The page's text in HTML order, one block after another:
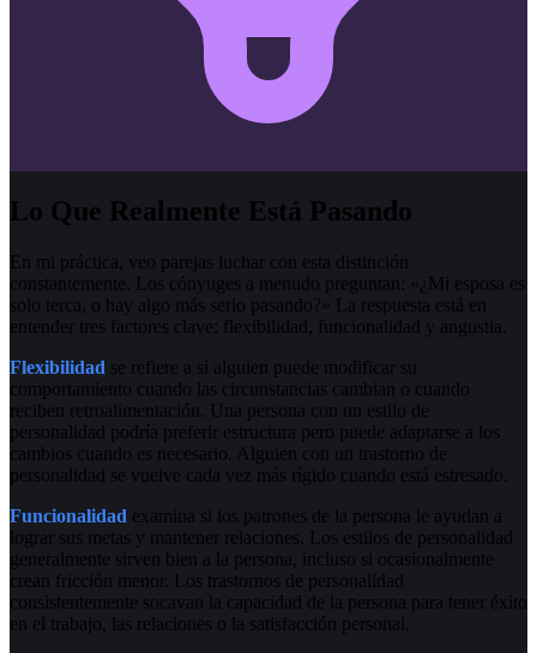
Lo Que Realmente Está Pasando
En mi práctica, veo parejas luchar con esta distinción
constantemente. Los cónyuges a menudo preguntan: «¿Mi esposa es
solo terca, o hay algo más serio pasando?» La respuesta está en
entender tres factores clave: flexibilidad, funcionalidad y angustia.
Flexibilidad se refiere a si alguien puede modificar su
comportamiento cuando las circunstancias cambian o cuando
reciben retroalimentación. Una persona con un estilo de
personalidad podría preferir estructura pero puede adaptarse a los
cambios cuando es necesario. Alguien con un trastorno de
personalidad se vuelve cada vez más rígido cuando está estresado.
Funcionalidad examina si los patrones de la persona le ayudan a
lograr sus metas y mantener relaciones. Los estilos de personalidad
generalmente sirven bien a la persona, incluso si ocasionalmente
crean fricción menor. Los trastornos de personalidad
consistentemente socavan la capacidad de la persona para tener éxito
en el trabajo, las relaciones o la satisfacción personal.